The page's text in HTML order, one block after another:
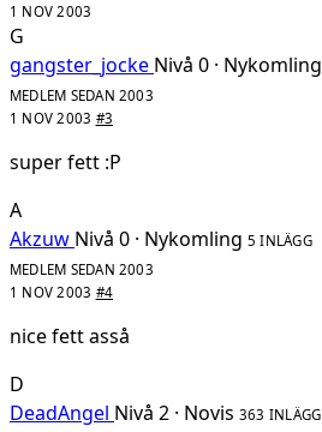
1 NOV 2003
G
gangster_jocke Nivå 0 · Nykomling
MEDLEM SEDAN 2003
1 NOV 2003 #3
super fett :P
A
Akzuw Nivå 0 · Nykomling 5 INLÄGG
MEDLEM SEDAN 2003
1 NOV 2003 #4
nice fett asså
D
DeadAngel Nivå 2 · Novis 363 INLÄGG